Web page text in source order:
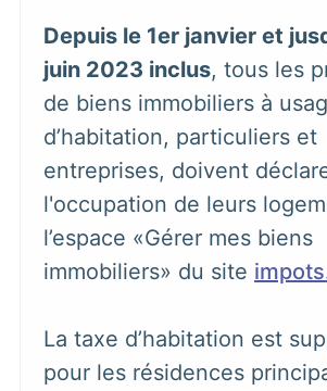
Depuis le 1er janvier et
juin 2023 inclus, tous les
de biens immobiliers à
d’habitation, particuliers et
entreprises, doivent
l'occupation de leurs
l’espace «Gérer mes biens
immobiliers» du site
La taxe d’habitation est
pour les résidences